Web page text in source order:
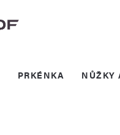
PRKÉNKA NŮŽKY